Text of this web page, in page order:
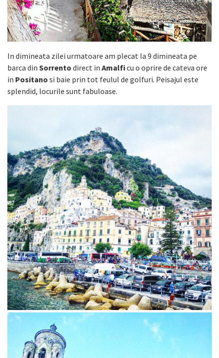
In dimineata zilei urmatoare am plecat la 9 dimineata pe
barca din Sorrento direct in Amalficu o oprire de cateva ore
in Positano si baie prin tot feulul de golfuri. Peisajul este
splendid, locurile sunt fabuloase.